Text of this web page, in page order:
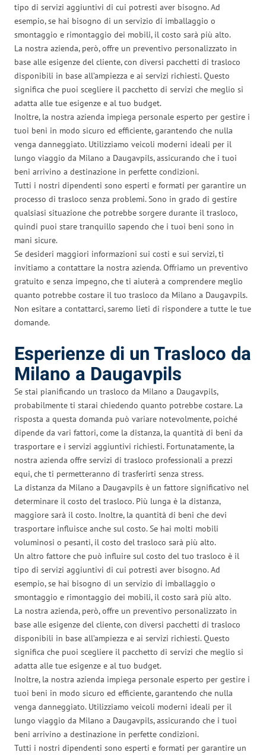
tipo di servizi aggiuntivi di cui potresti aver bisogno. Ad
esempio, se hai bisogno di un servizio di imballaggio o
smontaggio e rimontaggio dei mobili, il costo sarà più alto.
La nostra azienda, però, offre un preventivo personalizzato in
base alle esigenze del cliente, con diversi pacchetti di trasloco
disponibili in base all’ampiezza e ai servizi richiesti. Questo
significa che puoi scegliere il pacchetto di servizi che meglio si
adatta alle tue esigenze e al tuo budget.
Inoltre, la nostra azienda impiega personale esperto per gestire i
tuoi beni in modo sicuro ed efficiente, garantendo che nulla
venga danneggiato. Utilizziamo veicoli moderni ideali per il
lungo viaggio da Milano a Daugavpils, assicurando che i tuoi
beni arrivino a destinazione in perfette condizioni.
Tutti i nostri dipendenti sono esperti e formati per garantire un
processo di trasloco senza problemi. Sono in grado di gestire
qualsiasi situazione che potrebbe sorgere durante il trasloco,
quindi puoi stare tranquillo sapendo che i tuoi beni sono in
mani sicure.
Se desideri maggiori informazioni sui costi e sui servizi, ti
invitiamo a contattare la nostra azienda. Offriamo un preventivo
gratuito e senza impegno, che ti aiuterà a comprendere meglio
quanto potrebbe costare il tuo trasloco da Milano a Daugavpils.
Non esitare a contattarci, saremo lieti di rispondere a tutte le tue
domande.
Esperienze di un Trasloco da
Milano a Daugavpils
Se stai pianificando un trasloco da Milano a Daugavpils,
probabilmente ti starai chiedendo quanto potrebbe costare. La
risposta a questa domanda può variare notevolmente, poiché
dipende da vari fattori, come la distanza, la quantità di beni da
trasportare e i servizi aggiuntivi richiesti. Fortunatamente, la
nostra azienda offre servizi di trasloco professionali a prezzi
equi, che ti permetteranno di trasferirti senza stress.
La distanza da Milano a Daugavpils è un fattore significativo nel
determinare il costo del trasloco. Più lunga è la distanza,
maggiore sarà il costo. Inoltre, la quantità di beni che devi
trasportare influisce anche sul costo. Se hai molti mobili
voluminosi o pesanti, il costo del trasloco sarà più alto.
Un altro fattore che può influire sul costo del tuo trasloco è il
tipo di servizi aggiuntivi di cui potresti aver bisogno. Ad
esempio, se hai bisogno di un servizio di imballaggio o
smontaggio e rimontaggio dei mobili, il costo sarà più alto.
La nostra azienda, però, offre un preventivo personalizzato in
base alle esigenze del cliente, con diversi pacchetti di trasloco
disponibili in base all’ampiezza e ai servizi richiesti. Questo
significa che puoi scegliere il pacchetto di servizi che meglio si
adatta alle tue esigenze e al tuo budget.
Inoltre, la nostra azienda impiega personale esperto per gestire i
tuoi beni in modo sicuro ed efficiente, garantendo che nulla
venga danneggiato. Utilizziamo veicoli moderni ideali per il
lungo viaggio da Milano a Daugavpils, assicurando che i tuoi
beni arrivino a destinazione in perfette condizioni.
Tutti i nostri dipendenti sono esperti e formati per garantire un